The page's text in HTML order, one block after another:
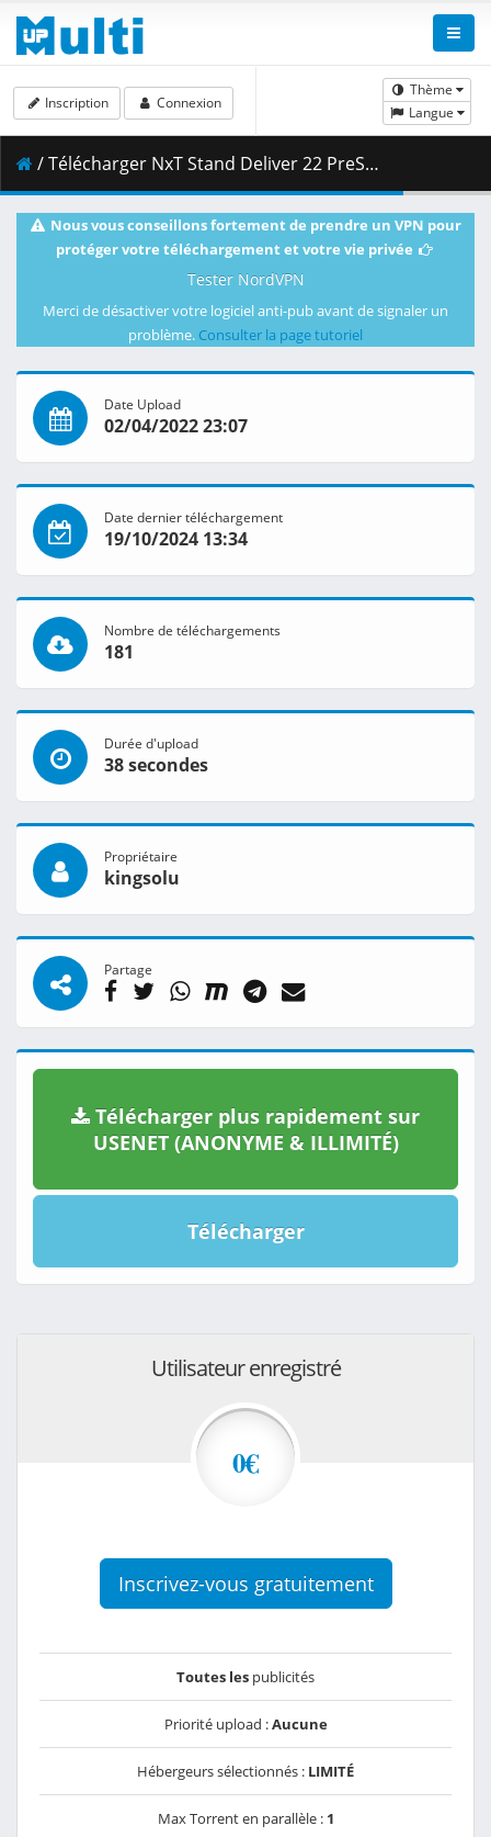
Thème
Langue
Inscription Connexion
/ Télécharger NxT Stand Deliver 22 PreShow.mp4 ( 707.30 MB )
Nous vous conseillons fortement de prendre un VPN pour
protéger votre téléchargement et votre vie privée
Tester NordVPN
Merci de désactiver votre logiciel anti-pub avant de signaler un
problème. Consulter la page tutoriel
Date Upload
02/04/2022 23:07
Date dernier téléchargement
19/10/2024 13:34
Nombre de téléchargements
181
Durée d'upload
38 secondes
Propriétaire
kingsolu
Partage
Télécharger plus rapidement sur
USENET (ANONYME & ILLIMITÉ)
Télécharger
Utilisateur enregistré
0€
Inscrivez-vous gratuitement
Toutes les publicités
Priorité upload :Aucune
Hébergeurs sélectionnés : LIMITÉ
Max Torrent en parallèle : 1